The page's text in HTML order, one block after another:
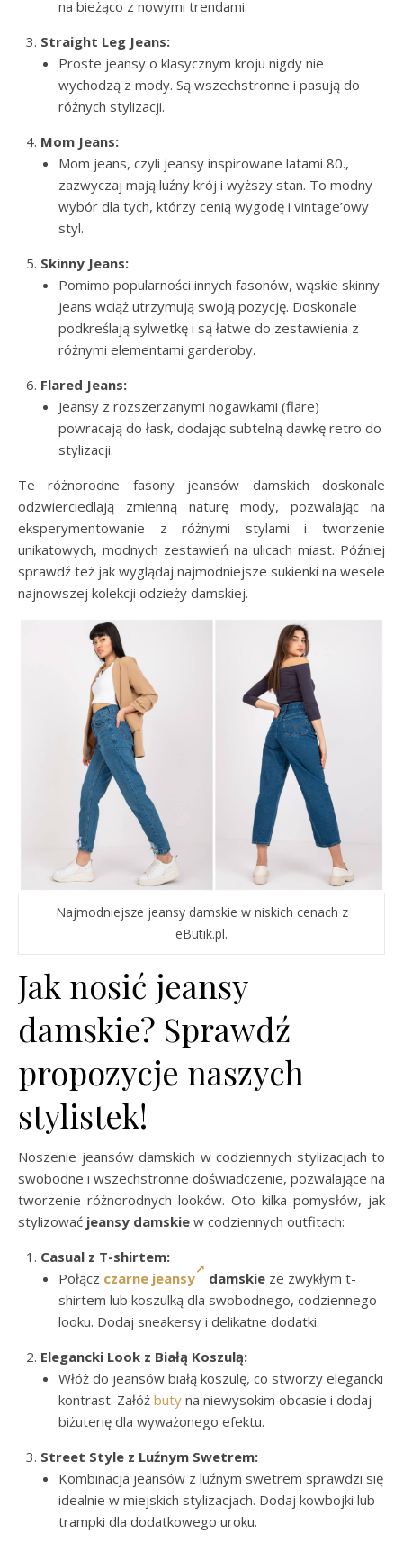
na bieżąco z nowymi trendami.
Straight Leg Jeans:
Proste jeansy o klasycznym kroju nigdy nie
wychodzą z mody. Są wszechstronne i pasują do
różnych stylizacji.
Mom Jeans:
Mom jeans, czyli jeansy inspirowane latami 80.,
zazwyczaj mają luźny krój i wyższy stan. To modny
wybór dla tych, którzy cenią wygodę i vintage’owy
styl.
Skinny Jeans:
Pomimo popularności innych fasonów, wąskie skinny
jeans wciąż utrzymują swoją pozycję. Doskonale
podkreślają sylwetkę i są łatwe do zestawienia z
różnymi elementami garderoby.
Flared Jeans:
Jeansy z rozszerzanymi nogawkami (flare)
powracają do łask, dodając subtelną dawkę retro do
stylizacji.
Te różnorodne fasony jeansów damskich doskonale
odzwierciedlają zmienną naturę mody, pozwalając na
eksperymentowanie z różnymi stylami i tworzenie
unikatowych, modnych zestawień na ulicach miast. Później
sprawdź też jak wyglądaj najmodniejsze sukienki na wesele
najnowszej kolekcji odzieży damskiej.
Najmodniejsze jeansy damskie w niskich cenach z
eButik.pl.
Jak nosić jeansy
damskie? Sprawdź
propozycje naszych
stylistek!
Noszenie jeansów damskich w codziennych stylizacjach to
swobodne i wszechstronne doświadczenie, pozwalające na
tworzenie różnorodnych looków. Oto kilka pomysłów, jak
stylizować jeansy damskie w codziennych outfitach:
Casual z T-shirtem:
Połącz czarne jeansy damskie ze zwykłym t-
shirtem lub koszulką dla swobodnego, codziennego
looku. Dodaj sneakersy i delikatne dodatki.
Elegancki Look z Białą Koszulą:
Włóż do jeansów białą koszulę, co stworzy elegancki
kontrast. Załóż buty na niewysokim obcasie i dodaj
biżuterię dla wyważonego efektu.
Street Style z Luźnym Swetrem:
Kombinacja jeansów z luźnym swetrem sprawdzi się
idealnie w miejskich stylizacjach. Dodaj kowbojki lub
trampki dla dodatkowego uroku.